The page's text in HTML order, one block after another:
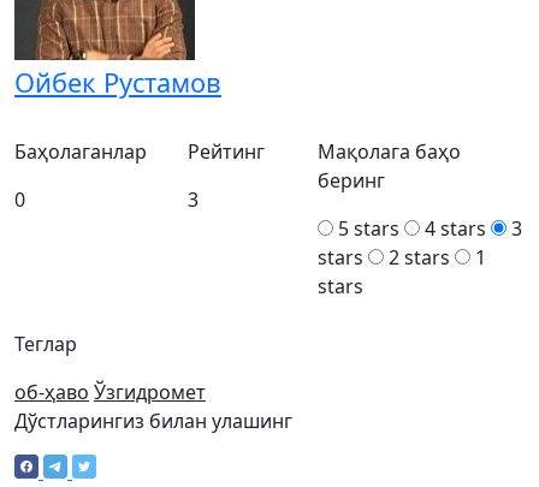
Ойбек Рустамов
Теглар
об-ҳаво Ўзгидромет
Баҳолаганлар
0
Рейтинг
3
Мақолага баҳо
беринг
5 stars
4 stars
3
stars
2 stars
1
stars
Дўстларингиз билан улашинг